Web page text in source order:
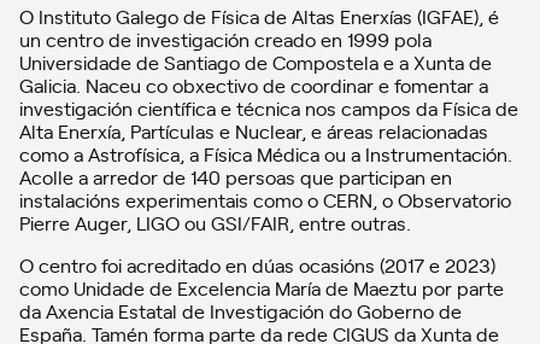
O Instituto Galego de Física de Altas Enerxías (IGFAE), é
un centro de investigación creado en 1999 pola
Universidade de Santiago de Compostela e a Xunta de
Galicia. Naceu co obxectivo de coordinar e fomentar a
investigación científica e técnica nos campos da Física de
Alta Enerxía, Partículas e Nuclear, e áreas relacionadas
como a Astrofísica, a Física Médica ou a Instrumentación.
Acolle a arredor de 140 persoas que participan en
instalacións experimentais como o CERN, o Observatorio
Pierre Auger, LIGO ou GSI/FAIR, entre outras.
O centro foi acreditado en dúas ocasións (2017 e 2023)
como Unidade de Excelencia María de Maeztu por parte
da Axencia Estatal de Investigación do Goberno de
España. Tamén forma parte da rede CIGUS da Xunta de